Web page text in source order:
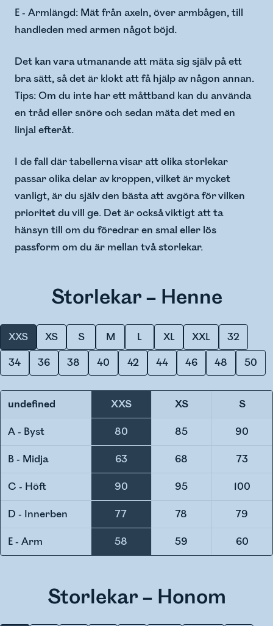
E - Armlängd: Mät från axeln, över armbågen, till
handleden med armen något böjd.
Det kan vara utmanande att mäta sig själv på ett
bra sätt, så det är klokt att få hjälp av någon annan.
Tips: Om du inte har ett måttband kan du använda
en tråd eller snöre och sedan mäta det med en
linjal efteråt.
I de fall där tabellerna visar att olika storlekar
passar olika delar av kroppen, vilket är mycket
vanligt, är du själv den bästa att avgöra för vilken
prioritet du vill ge. Det är också viktigt att ta
hänsyn till om du föredrar en smal eller lös
passform om du är mellan två storlekar.
Storlekar – Henne
XXS XS S M L XL XXL 32
34 36 38 40 42 44 46 48 50
undefined XXS XS S
A - Byst 80 85 90
B - Midja 63 68 73
C - Höft 90 95 100
D - Innerben 77 78 79
E - Arm 58 59 60
Storlekar – Honom